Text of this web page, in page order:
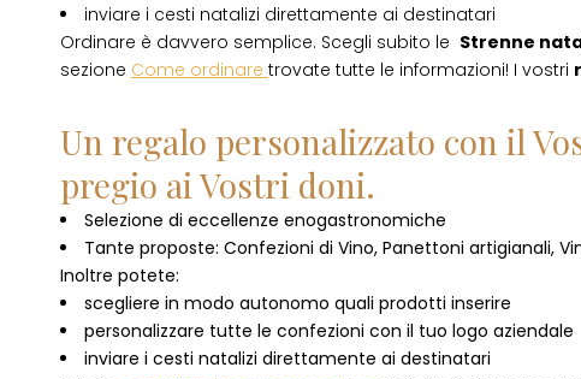
inviare i cesti natalizi direttamente ai destinatari
Ordinare è davvero semplice. Scegli subito le Strenne
sezione Come ordinare trovate tutte le informazioni! I vostri
Un regalo personalizzato con il
pregio ai Vostri doni.
Selezione di eccellenze enogastronomiche
Tante proposte: Confezioni di Vino, Panettoni artigianali,
Inoltre potete:
scegliere in modo autonomo quali prodotti inserire
personalizzare tutte le confezioni con il tuo logo aziendale
inviare i cesti natalizi direttamente ai destinatari